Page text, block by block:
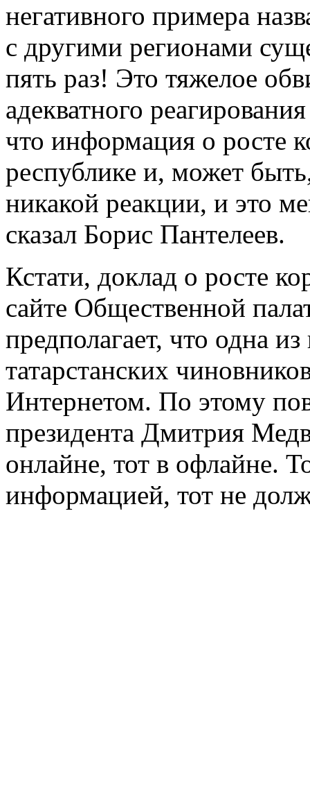
негативного примера
с другими регионами
пять раз! Это тяжелое
адекватного
что информация о росте
республике и, может
никакой реакции, и это
сказал Борис Пантелеев.
Кстати, доклад о росте
сайте Общественной
предполагает, что одна
татарстанских
Интернетом. По этому
президента Дмитрия
онлайне, тот в офлайне.
информацией, тот не